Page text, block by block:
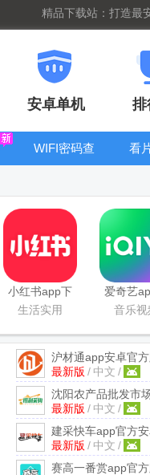
精品下载站：打造最
安卓单机 排
WIFI密码查
看
小红书app下
载安装
生活实用
爱奇艺
新客户
音乐视
沪材通app安卓官
最新版 / 中文 /
沈阳农产品批发市
新版
最新版 / 中文 /
建采快车app官方
最新版 / 中文 /
赛高一番赏app官